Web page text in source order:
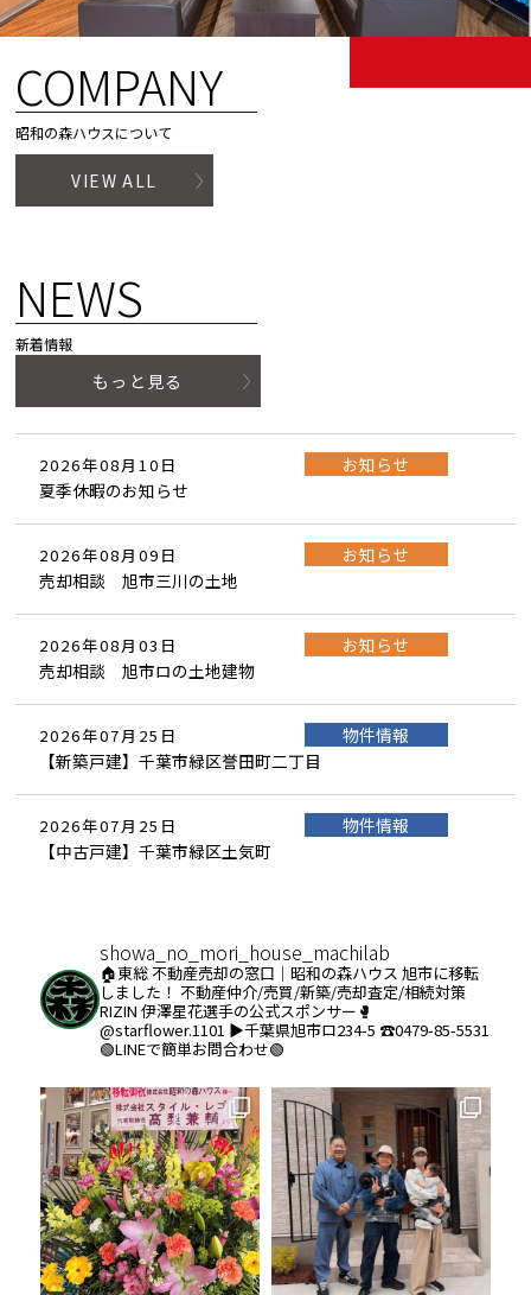
COMPANY
昭和の森ハウスについて
VIEW ALL
NEWS
新着情報
もっと見る
2026年08月10日
お知らせ
夏季休暇のお知らせ
2026年08月09日
お知らせ
売却相談 旭市三川の土地
2026年08月03日
お知らせ
売却相談 旭市ロの土地建物
2026年07月25日
物件情報
【新築戸建】千葉市緑区誉田町二丁目
2026年07月25日
物件情報
【中古戸建】千葉市緑区土気町
showa_no_mori_house_machilab
🏠東総 不動産売却の窓口｜昭和の森ハウス 旭市に移転
しました！ 不動産仲介/売買/新築/売却査定/相続対策
RIZIN 伊澤星花選手の公式スポンサー🥊
@starflower.1101 ▶︎千葉県旭市ロ234-5 ☎️0479-85-5531
🟢LINEで簡単お問合わせ🟢